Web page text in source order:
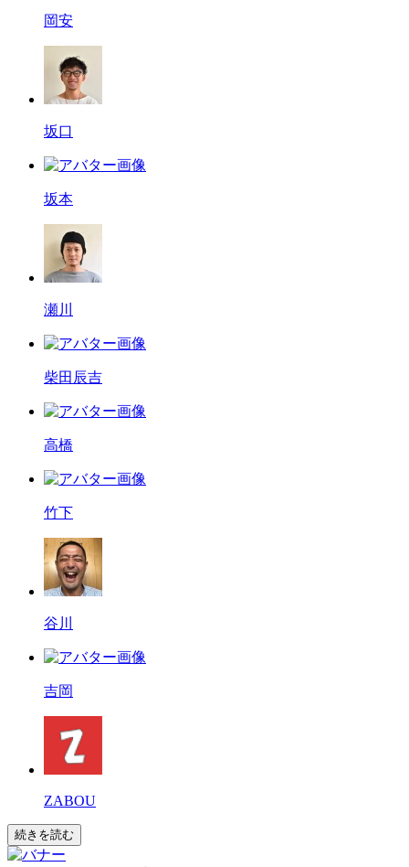
岡安
坂口
坂本
瀬川
柴田辰吉
高橋
竹下
谷川
吉岡
ZABOU
続きを読む